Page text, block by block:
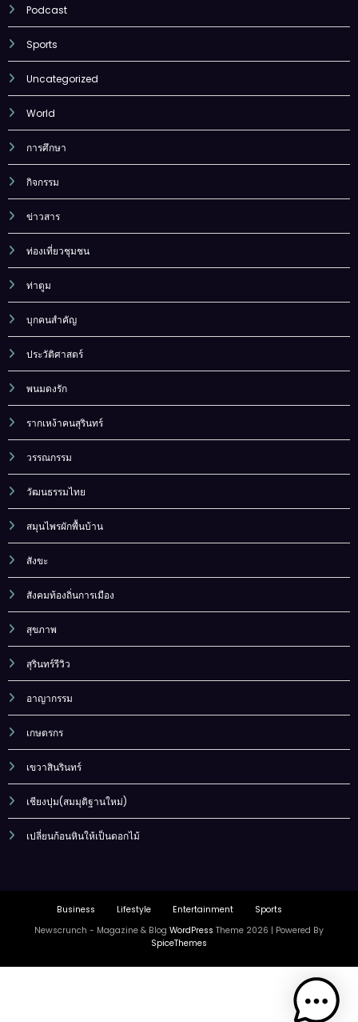
Podcast
Sports
Uncategorized
World
การศึกษา
กิจกรรม
ข่าวสาร
ท่องเที่ยวชุมชน
ท่าตูม
บุกคนสำคัญ
ประวัติศาสตร์
พนมดงรัก
รากเหง้าคนสุรินทร์
วรรณกรรม
วัฒนธรรมไทย
สมุนไพรผักพื้นบ้าน
สังขะ
สังคมท้องถิ่นการเมือง
สุขภาพ
สุรินทร์รีวิว
อาญากรรม
เกษตรกร
เขวาสินรินทร์
เชียงปุม(สมมุติฐานใหม่)
Business Lifestyle Entertainment
Sports
Newscrunch - Magazine & BlogWordPress